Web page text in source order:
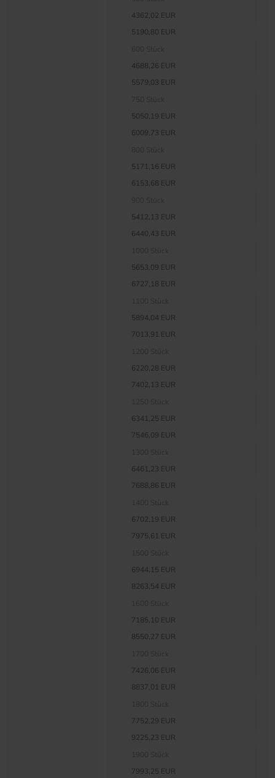
4362,02 EUR
5190,80 EUR
4688,26 EUR
5579,03 EUR
5050,19 EUR
6009,73 EUR
5171,16 EUR
6153,68 EUR
5412,13 EUR
6440,43 EUR
5653,09 EUR
6727,18 EUR
5894,04 EUR
7013,91 EUR
6220,28 EUR
7402,13 EUR
6341,25 EUR
7546,09 EUR
6461,23 EUR
7688,86 EUR
6702,19 EUR
7975,61 EUR
6944,15 EUR
8263,54 EUR
7185,10 EUR
8550,27 EUR
7426,06 EUR
8837,01 EUR
7752,29 EUR
9225,23 EUR
7993,25 EUR